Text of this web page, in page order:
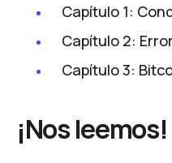
Capítulo 1:
Capítulo 2:
Capítulo 3:
¡Nos leemos!